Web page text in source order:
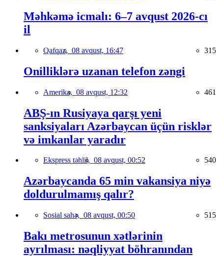
Məhkəmə icmalı: 6–7 avqust 2026-cı
il
Qafqaz, 08 avqust, 16:47 315
Onilliklərə uzanan telefon zəngi
Amerika, 08 avqust, 12:32 461
ABŞ-ın Rusiyaya qarşı yeni
sanksiyaları Azərbaycan üçün risklər
və imkanlar yaradır
Ekspress təhlil, 08 avqust, 00:52 540
Azərbaycanda 65 min vakansiya niyə
doldurulmamış qalır?
Sosial sahə, 08 avqust, 00:50 515
Bakı metrosunun xətlərinin
ayrılması: nəqliyyat böhranından